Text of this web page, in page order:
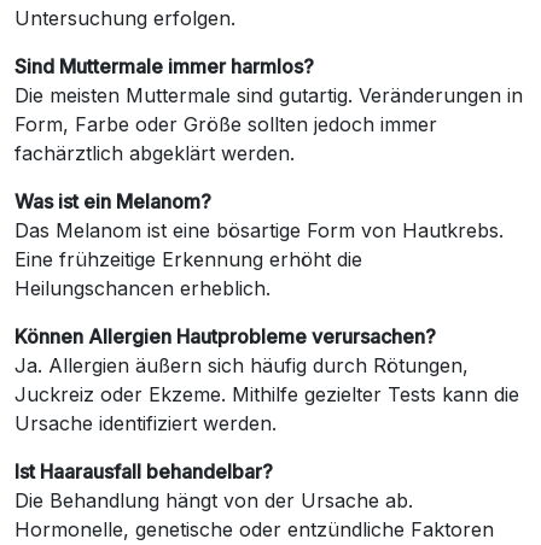
Untersuchung erfolgen.
Sind Muttermale immer harmlos?
Die meisten Muttermale sind gutartig. Veränderungen in
Form, Farbe oder Größe sollten jedoch immer
fachärztlich abgeklärt werden.
Was ist ein Melanom?
Das Melanom ist eine bösartige Form von Hautkrebs.
Eine frühzeitige Erkennung erhöht die
Heilungschancen erheblich.
Können Allergien Hautprobleme verursachen?
Ja. Allergien äußern sich häufig durch Rötungen,
Juckreiz oder Ekzeme. Mithilfe gezielter Tests kann die
Ursache identifiziert werden.
Ist Haarausfall behandelbar?
Die Behandlung hängt von der Ursache ab.
Hormonelle, genetische oder entzündliche Faktoren